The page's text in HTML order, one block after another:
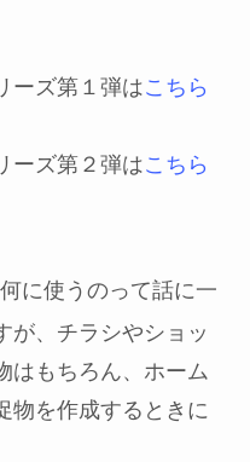
ーズ第１弾はこちら
ーズ第２弾はこちら
に使うのって話に一
が、チラシやショッ
はもちろん、ホーム
物を作成するときに